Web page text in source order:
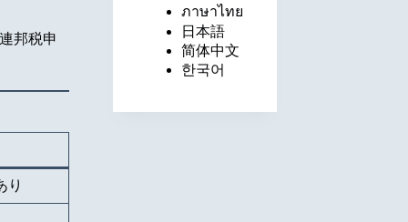
邦税申
り
ภาษาไทย
日本語
简体中文
한국어